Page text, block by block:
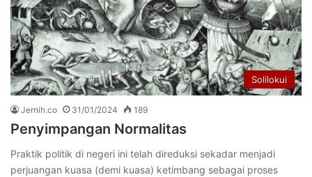
Solilokui
Jernih.co 31/01/2024 189
Penyimpangan Normalitas
Praktik politik di negeri ini telah direduksi sekadar menjadi
perjuangan kuasa (demi kuasa) ketimbang sebagai proses